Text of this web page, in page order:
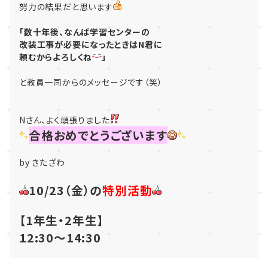
努力の結果だと思います
「数十年後、なんば学習センターの
改装工事が必要になったときはN君に
頼むからよろしくね
」
と教員一同からのメッセージです（笑）
Nさん、よく頑張りました
合格おめでとうございます
by きたざわ
10/23（金）の特別活動
【1年生・2年生】
12:30～14:30